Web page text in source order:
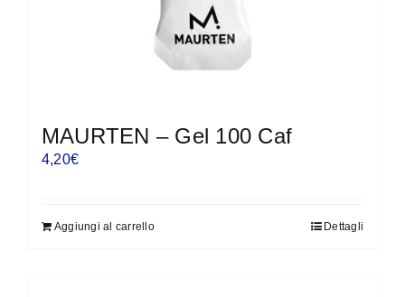
MAURTEN – Gel 100 Caf
4,20€
Aggiungi al carrello Dettagli